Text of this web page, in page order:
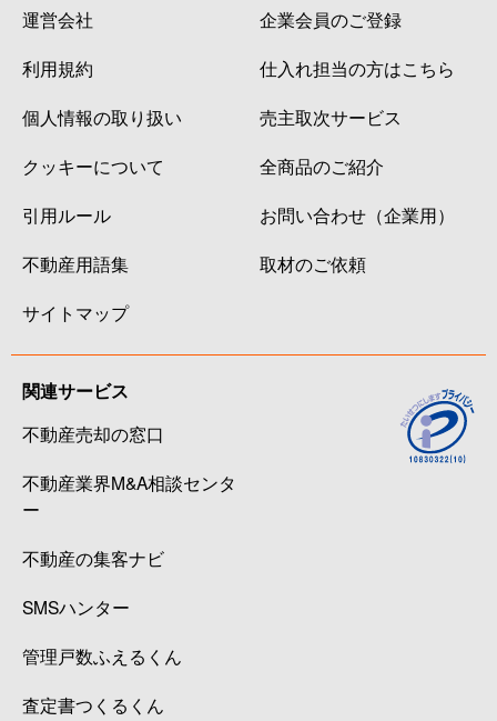
運営会社
利用規約
個人情報の取り扱い
クッキーについて
引用ルール
不動産用語集
サイトマップ
企業会員のご登録
仕入れ担当の方はこちら
売主取次サービス
全商品のご紹介
お問い合わせ（企業用）
取材のご依頼
関連サービス
不動産売却の窓口
不動産業界M&A相談センタ
ー
不動産の集客ナビ
SMSハンター
管理戸数ふえるくん
査定書つくるくん